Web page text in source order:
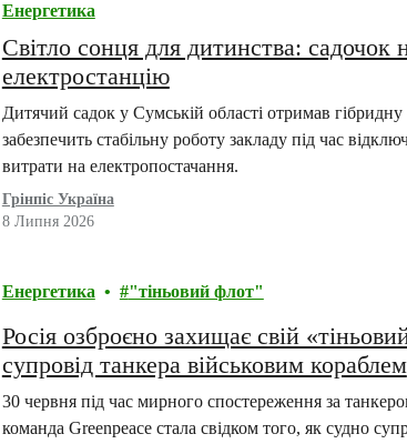
Енергетика
Світло сонця для дитинства:
електростанцію
Дитячий садок у Сумській області отримав
забезпечить стабільну роботу закладу під час
витрати на електропостачання.
Грінпіс Україна
8 Липня 2026
Енергетика "тіньовий флот"
Росія озброєно захищає свій
супровід танкера військовим кораблем
30 червня під час мирного спостереження за
команда Greenpeace стала свідком того, як судно